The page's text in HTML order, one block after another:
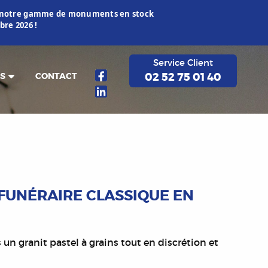
gamme de monuments en stock
2026 !
CONTACT
Service Client
02 52 75 01 40
CLASSIQUE EN
granit pastel à grains tout en discrétion et